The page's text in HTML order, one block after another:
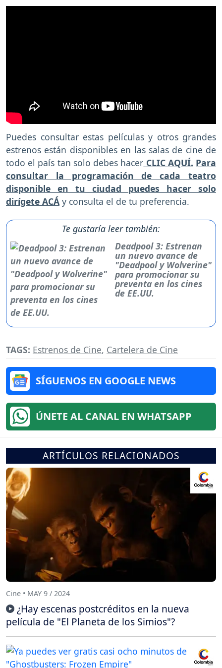
Puedes consultar estas películas y otros grandes
estrenos están disponibles en las salas de cine de
todo el país tan solo debes hacer CLIC AQUÍ. Para
consultar la programación de cada teatro
disponible en tu ciudad puedes hacer solo
dirígete ACÁ y consulta el de tu preferencia.
Te gustaría leer también:
Deadpool 3: Estrenan
un nuevo avance de
"Deadpool y Wolverine"
para promocionar su
preventa en los cines
de EE.UU.
TAGS: Estrenos de Cine, Cartelera de Cine
SÍGUENOS EN GOOGLE NEWS
ÚNETE AL CANAL EN WHATSAPP
ARTÍCULOS RELACIONADOS
Cine • MAY 9 / 2024
¿Hay escenas postcréditos en la nueva
película de "El Planeta de los Simios"?